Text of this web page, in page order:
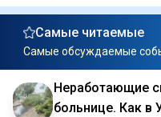
Самые читаемые
Самые обсуждаемые
Неработающие
больнице. Как в